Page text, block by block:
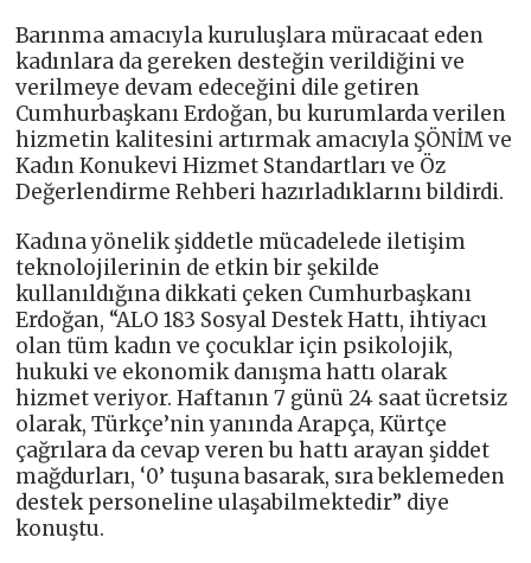
Barınma amacıyla kuruluşlara müracaat eden
kadınlara da gereken desteğin verildiğini ve
verilmeye devam edeceğini dile getiren
Cumhurbaşkanı Erdoğan, bu kurumlarda verilen
hizmetin kalitesini artırmak amacıyla ŞÖNİM ve
Kadın Konukevi Hizmet Standartları ve Öz
Değerlendirme Rehberi hazırladıklarını bildirdi.
Kadına yönelik şiddetle mücadelede iletişim
teknolojilerinin de etkin bir şekilde
kullanıldığına dikkati çeken Cumhurbaşkanı
Erdoğan, “ALO 183 Sosyal Destek Hattı, ihtiyacı
olan tüm kadın ve çocuklar için psikolojik,
hukuki ve ekonomik danışma hattı olarak
hizmet veriyor. Haftanın 7 günü 24 saat ücretsiz
olarak, Türkçe’nin yanında Arapça, Kürtçe
çağrılara da cevap veren bu hattı arayan şiddet
mağdurları, ‘0’ tuşuna basarak, sıra beklemeden
destek personeline ulaşabilmektedir” diye
konuştu.